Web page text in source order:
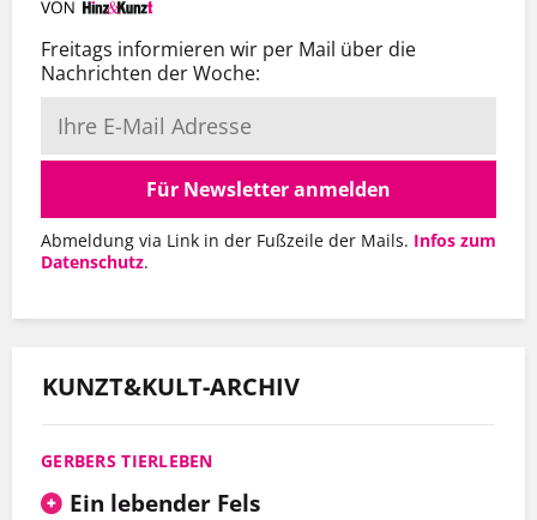
Freitags informieren wir per Mail über die
Nachrichten der Woche:
Für Newsletter anmelden
Abmeldung via Link in der Fußzeile der Mails. Infos zum
Datenschutz.
KUNZT&KULT-ARCHIV
GERBERS TIERLEBEN
Ein lebender Fels